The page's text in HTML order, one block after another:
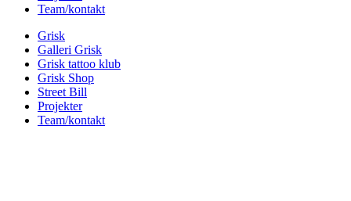
Team/kontakt
Grisk
Galleri Grisk
Grisk tattoo klub
Grisk Shop
Street Bill
Projekter
Team/kontakt